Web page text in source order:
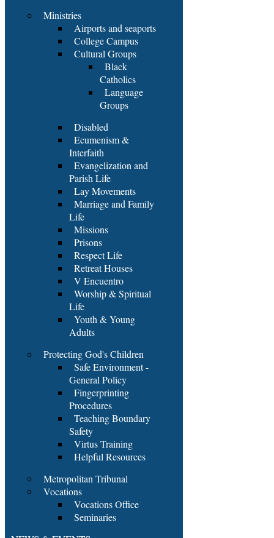
Ministries
Airports and seaports
College Campus
Cultural Groups
Black
Catholics
Language
Groups
Disabled
Ecumenism &
Interfaith
Evangelization and
Parish Life
Lay Movements
Marriage and Family
Life
Missions
Prisons
Respect Life
Retreat Houses
V Encuentro
Worship & Spiritual
Life
Youth & Young
Adults
Protecting God's Children
Safe Environment -
General Policy
Fingerprinting
Procedures
Teaching Boundary
Safety
Virtus Training
Helpful Resources
Metropolitan Tribunal
Vocations
Vocations Office
Seminaries